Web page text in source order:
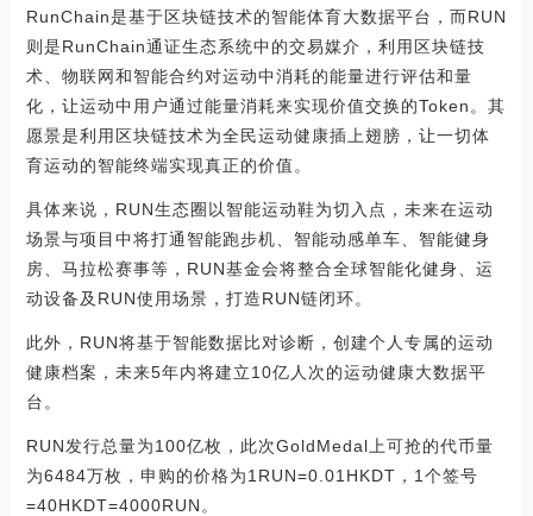
RunChain是基于区块链技术的智能体育大数据平台，而RUN
则是RunChain通证生态系统中的交易媒介，利用区块链技
术、物联网和智能合约对运动中消耗的能量进行评估和量
化，让运动中用户通过能量消耗来实现价值交换的Token。其
愿景是利用区块链技术为全民运动健康插上翅膀，让一切体
育运动的智能终端实现真正的价值。
具体来说，RUN生态圈以智能运动鞋为切入点，未来在运动
场景与项目中将打通智能跑步机、智能动感单车、智能健身
房、马拉松赛事等，RUN基金会将整合全球智能化健身、运
动设备及RUN使用场景，打造RUN链闭环。
此外，RUN将基于智能数据比对诊断，创建个人专属的运动
健康档案，未来5年内将建立10亿人次的运动健康大数据平
台。
RUN发行总量为100亿枚，此次GoldMedal上可抢的代币量
为6484万枚，申购的价格为1RUN=0.01HKDT，1个签号
=40HKDT=4000RUN。